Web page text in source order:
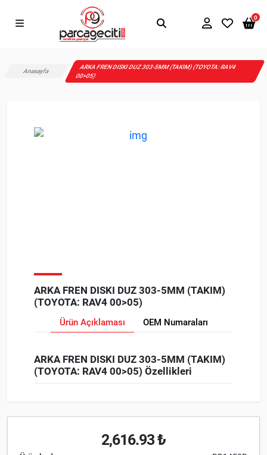
0
Anasayfa
ARKA FREN DISKI DUZ 303-5MM (TAKIM) (TOYOTA: RAV4
00>05)
ARKA FREN DISKI DUZ 303-5MM (TAKIM)
(TOYOTA: RAV4 00>05)
Ürün Açıklaması OEM Numaraları
ARKA FREN DISKI DUZ 303-5MM (TAKIM)
(TOYOTA: RAV4 00>05) Özellikleri
2,616.93 ₺